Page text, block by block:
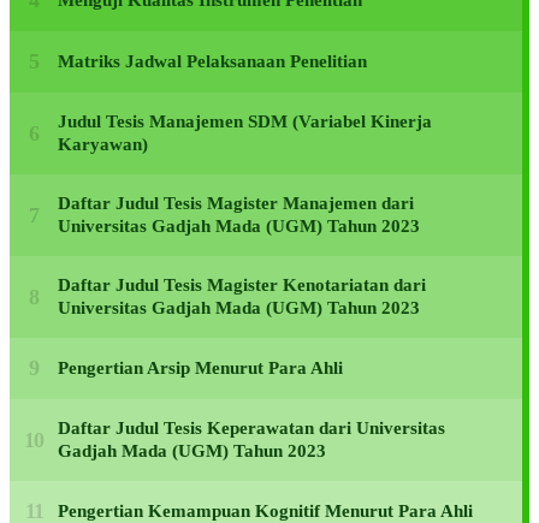
Matriks Jadwal Pelaksanaan Penelitian
Judul Tesis Manajemen SDM (Variabel Kinerja
Karyawan)
Daftar Judul Tesis Magister Manajemen dari
Universitas Gadjah Mada (UGM) Tahun 2023
Daftar Judul Tesis Magister Kenotariatan dari
Universitas Gadjah Mada (UGM) Tahun 2023
Pengertian Arsip Menurut Para Ahli
Daftar Judul Tesis Keperawatan dari Universitas
Gadjah Mada (UGM) Tahun 2023
Pengertian Kemampuan Kognitif Menurut Para Ahli